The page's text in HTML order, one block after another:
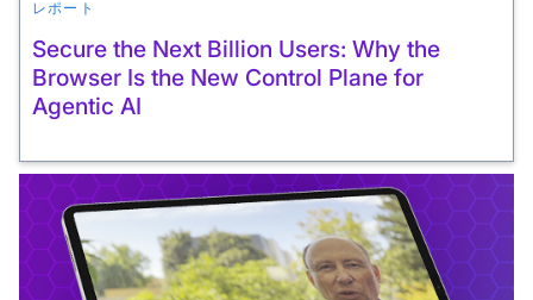
レポート
Secure the Next Billion Users: Why the
Browser Is the New Control Plane for
Agentic AI